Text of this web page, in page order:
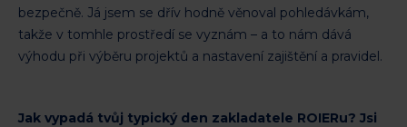
bezpečně. Já jsem se dřív hodně věnoval pohledávkám,
takže v tomhle prostředí se vyznám – a to nám dává
výhodu při výběru projektů a nastavení zajištění a pravidel.
Jak vypadá tvůj typický den zakladatele ROIERu? Jsi